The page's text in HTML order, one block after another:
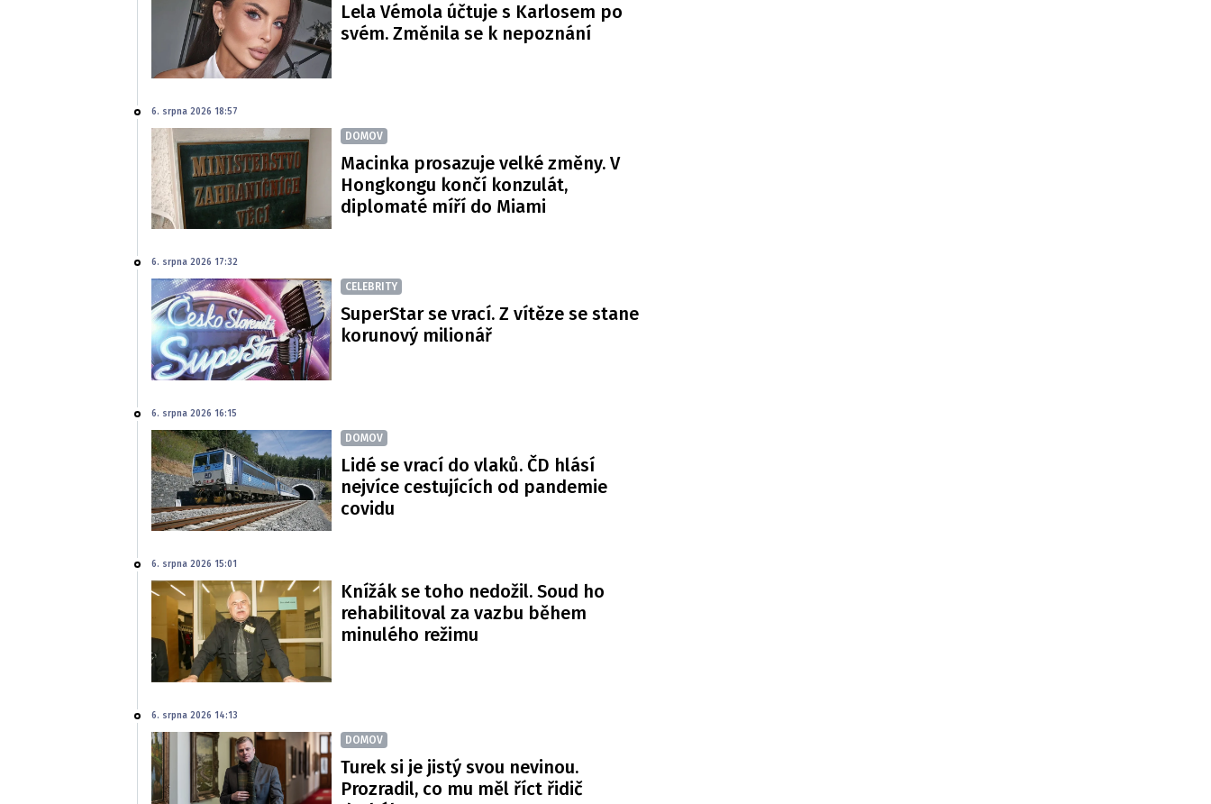
Lela Vémola účtuje s Karlosem po
svém. Změnila se k nepoznání
6. srpna 2026 18:57
DOMOV
Macinka prosazuje velké změny. V
Hongkongu končí konzulát,
diplomaté míří do Miami
6. srpna 2026 17:32
CELEBRITY
SuperStar se vrací. Z vítěze se stane
korunový milionář
6. srpna 2026 16:15
DOMOV
Lidé se vrací do vlaků. ČD hlásí
nejvíce cestujících od pandemie
covidu
6. srpna 2026 15:01
Knížák se toho nedožil. Soud ho
rehabilitoval za vazbu během
minulého režimu
6. srpna 2026 14:13
DOMOV
Turek si je jistý svou nevinou.
Prozradil, co mu měl říct řidič